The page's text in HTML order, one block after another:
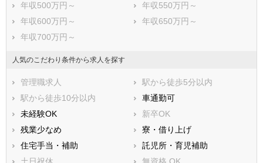
うきは市
宮若市
嘉麻市
朝倉市
みやま市
那珂川市
糟屋郡須惠町
糟屋郡新宮町
糟屋郡久山町
糟屋郡粕屋町
遠賀郡芦屋町
遠賀郡水巻町
遠賀郡岡垣町
遠賀郡遠賀町
鞍手郡小竹町
鞍手郡鞍手町
年収500万円～
年収550万円～
年収600万円～
年収650万円～
年収700万円～
人気のこだわり条件から求人を探す
管理職求人
駅から徒歩5分以内
駅から徒歩10分以内
車通勤可
未経験OK
新卒OK
残業少なめ
寮・借り上げ
住宅手当・補助
託児所・育児補助